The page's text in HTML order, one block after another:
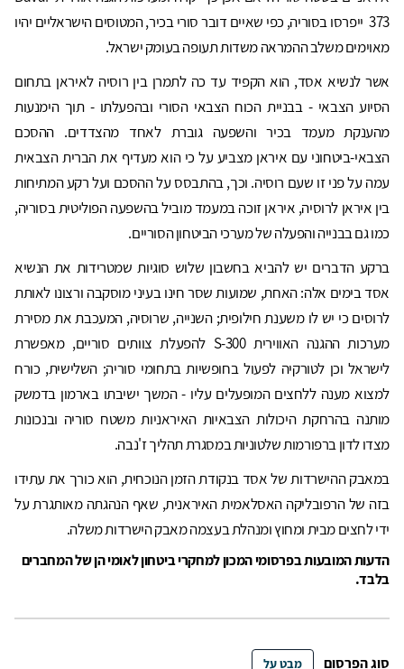
373 ייפרסו בסוריה, כפי שאיים דובר סורי בכיר, המטוסים הישראליים יהיו
מאוימים משלב ההמראה משדות תעופה בעומק ישראל.
אשר לנשיא אסד, הוא הקפיד עד כה לתמרן בין רוסיה לאיראן בתחום
הסיוע הצבאי - בבניית הכוח הצבאי הסורי ובהפעלתו - תוך הימנעות
מהענקת מעמד בכיר והשפעה גוברת לאחד מהצדדים. ההסכם
הצבאי-ביטחוני עם איראן מצביע על כי הוא מעדיף את הברית הצבאית
עמה על פני זו שעם רוסיה. וכך, בהתבסס על ההסכם ועל רקע המתיחות
בין איראן לרוסיה, איראן זוכה במעמד מוביל בהשפעה הפוליטית בסוריה,
כמו גם בבנייה והפעלה של מערכי הביטחון הסוריים.
ברקע הדברים יש להביא בחשבון שלוש סוגיות שמטרידות את הנשיא
אסד בימים אלה: האחת, שמועות שסר חינו בעיני מוסקבה ורצונו לאותת
לרוסים כי יש לו משענת חילופית; השנייה, שרוסיה, המעכבת את מסירת
מערכות ההגנה האווירית 300-S להפעלת צוותים סוריים, מאפשרת
לישראל וכן לטורקיה לפעול בחופשיות בתחומי סוריה; השלישית, כורח
למצוא מענה ללחצים המופעלים עליו - המשך ישיבתו בארמון בדמשק
מותנה בהרחקת היכולות הצבאיות האיראניות משטח סוריה ובנכונות
מצדו לדון ברפורמות שלטוניות במסגרת תהליך ז'נבה.
במאבק ההישרדות של אסד בנקודת הזמן הנוכחית, הוא כורך את עתידו
בזה של הרפובליקה האסלאמית האיראנית, שאף הנהגתה מאותגרת על
ידי לחצים מבית ומחוץ ומנהלת בעצמה מאבק הישרדות משלה.
הדעות המובעות בפרסומי המכון למחקרי ביטחון לאומי הן של המחברים
בלבד.
סוג הפרסום מבט על